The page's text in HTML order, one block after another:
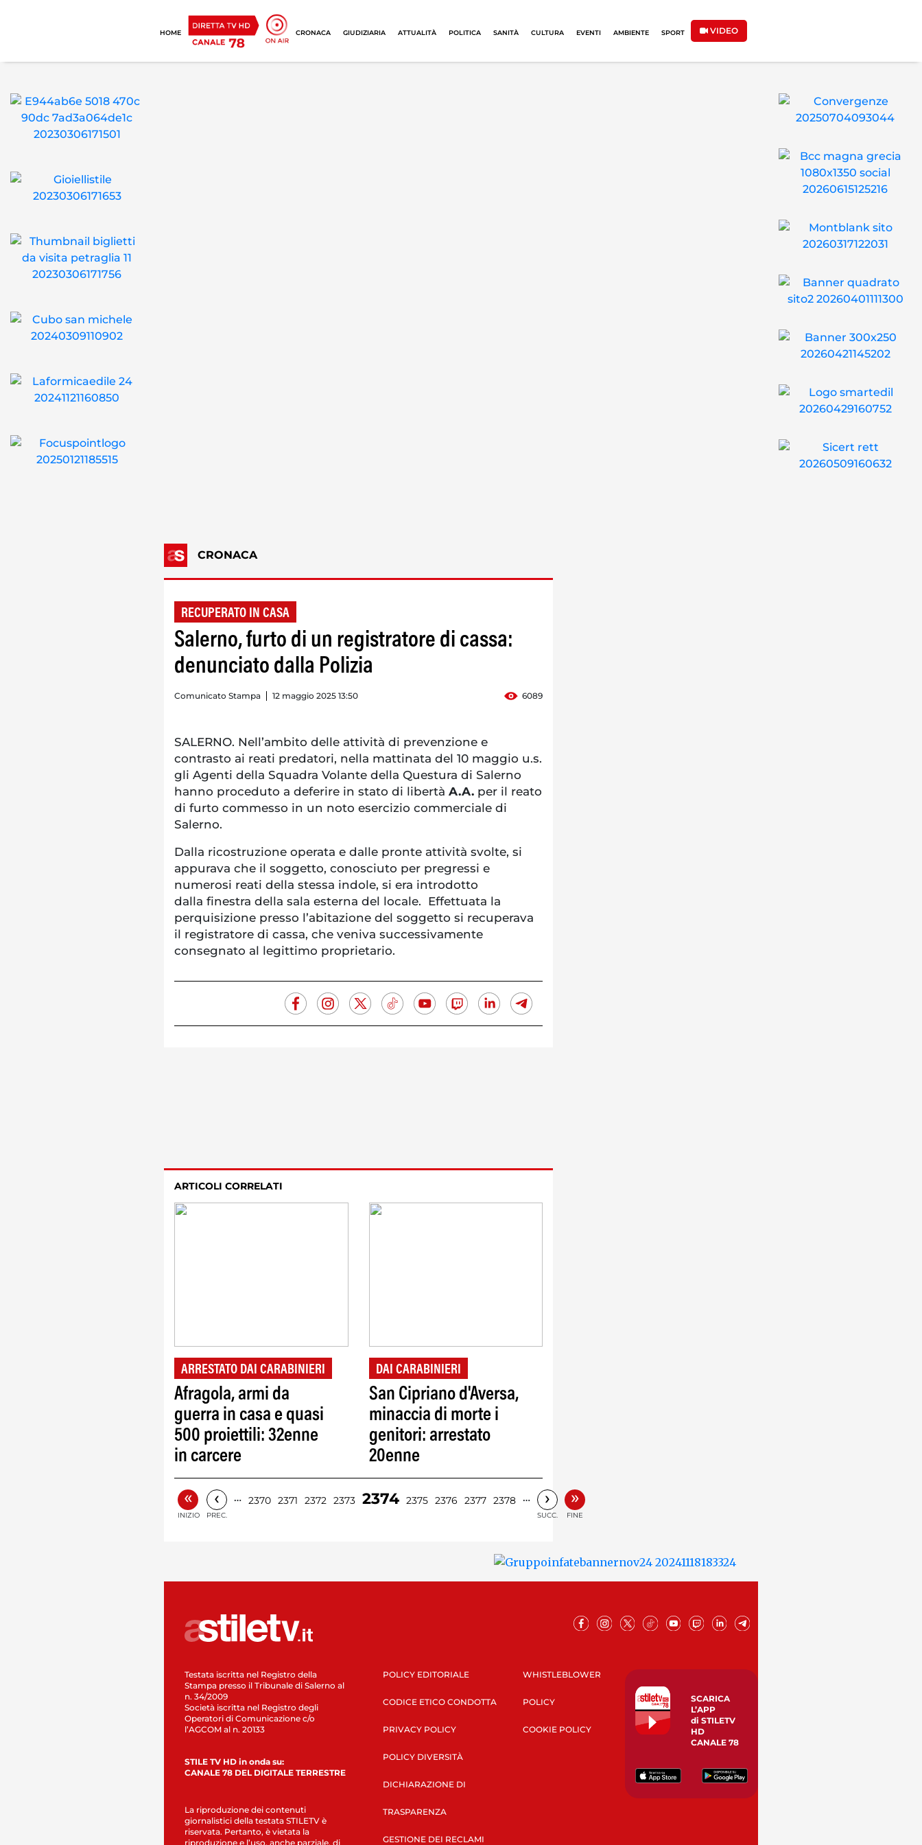
HOME CRONACA GIUDIZIARIA ATTUALITÀ POLITICA SANITÀ CULTURA EVENTI AMBIENTE SPORT VIDEO
CRONACA
RECUPERATO IN CASA
Salerno, furto di un registratore di cassa:
denunciato dalla Polizia
Comunicato Stampa 12 maggio 2025 13:50 6089
SALERNO. Nell’ambito delle attività di prevenzione e
contrasto ai reati predatori, nella mattinata del 10 maggio u.s.
gli Agenti della Squadra Volante della Questura di Salerno
hanno proceduto a deferire in stato di libertà A.A. per il reato
di furto commesso in un noto esercizio commerciale di
Salerno.
Dalla ricostruzione operata e dalle pronte attività svolte, si
appurava che il soggetto, conosciuto per pregressi e
numerosi reati della stessa indole, si era introdotto
dalla finestra della sala esterna del locale. Effettuata la
perquisizione presso l’abitazione del soggetto si recuperava
il registratore di cassa, che veniva successivamente
consegnato al legittimo proprietario.
ARTICOLI CORRELATI
ARRESTATO DAI CARABINIERI
Afragola, armi da
guerra in casa e quasi
500 proiettili: 32enne
in carcere
DAI CARABINIERI
San Cipriano d'Aversa,
minaccia di morte i
genitori: arrestato
20enne
«
INIZIO
‹
PREC.
… 2370 2371 2372 2373 2374 2375 2376 2377 2378 … ›
SUCC.
»
FINE
Testata iscritta nel Registro della
Stampa presso il Tribunale di Salerno al
n. 34/2009
Società iscritta nel Registro degli
Operatori di Comunicazione c/o
l’AGCOM al n. 20133
STILE TV HD in onda su:
CANALE 78 DEL DIGITALE TERRESTRE
La riproduzione dei contenuti
giornalistici della testata STILETV è
riservata. Pertanto, è vietata la
riproduzione e l’uso, anche parziale, di
POLICY EDITORIALE
CODICE ETICO CONDOTTA
PRIVACY POLICY
POLICY DIVERSITÀ
DICHIARAZIONE DI
TRASPARENZA
GESTIONE DEI RECLAMI
WHISTLEBLOWER
POLICY
COOKIE POLICY
SCARICA
L’APP
di STILETV
HD
CANALE 78